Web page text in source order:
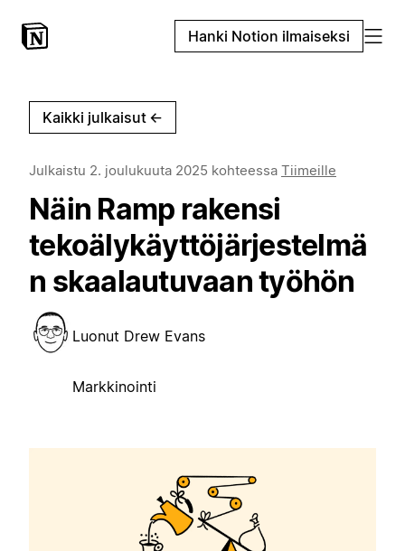
Hanki Notion ilmaiseksi
Kaikki julkaisut ←
Julkaistu 2. joulukuuta 2025 kohteessa Tiimeille
Näin Ramp rakensi
tekoälykäyttöjärjestelmä
n skaalautuvaan työhön
Luonut Drew Evans
Markkinointi